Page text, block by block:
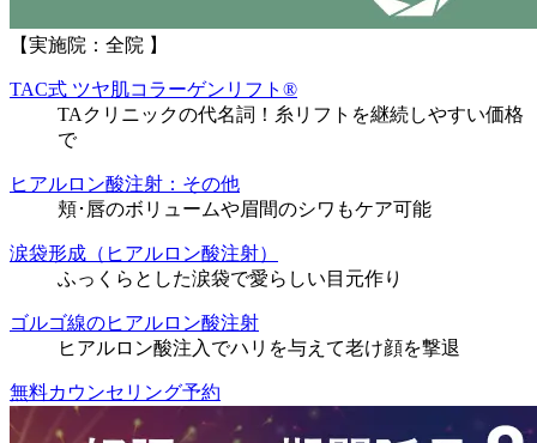
【実施院：全院 】
TAC式 ツヤ肌コラーゲンリフト®
TAクリニックの代名詞！糸リフトを継続しやすい価格
で
ヒアルロン酸注射：その他
頬･唇のボリュームや眉間のシワもケア可能
涙袋形成（ヒアルロン酸注射）
ふっくらとした涙袋で愛らしい目元作り
ゴルゴ線のヒアルロン酸注射
ヒアルロン酸注入でハリを与えて老け顔を撃退
無料カウンセリング予約